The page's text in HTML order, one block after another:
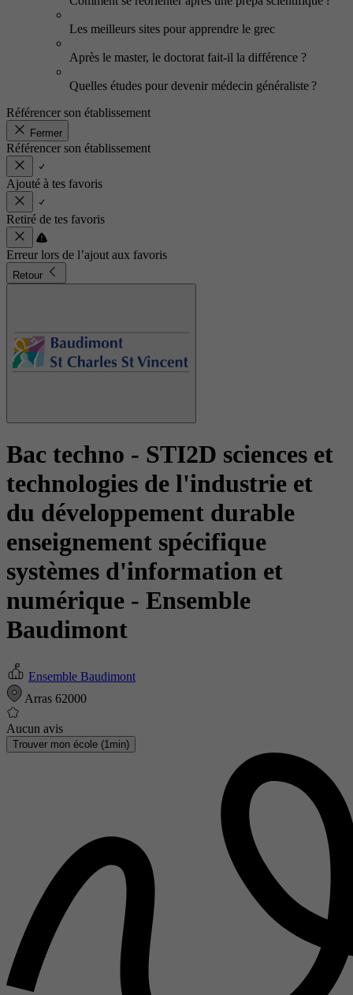
Les meilleurs sites pour apprendre le grec
Après le master, le doctorat fait-il la différence ?
Quelles études pour devenir médecin généraliste ?
Référencer son établissement
Fermer
Référencer son établissement
Ajouté à tes favoris
Retiré de tes favoris
Erreur lors de l’ajout aux favoris
Retour
Bac techno - STI2D sciences et
technologies de l'industrie et
du développement durable
enseignement spécifique
systèmes d'information et
numérique - Ensemble
Baudimont
Ensemble Baudimont
Arras 62000
Aucun avis
Trouver mon école (1min)